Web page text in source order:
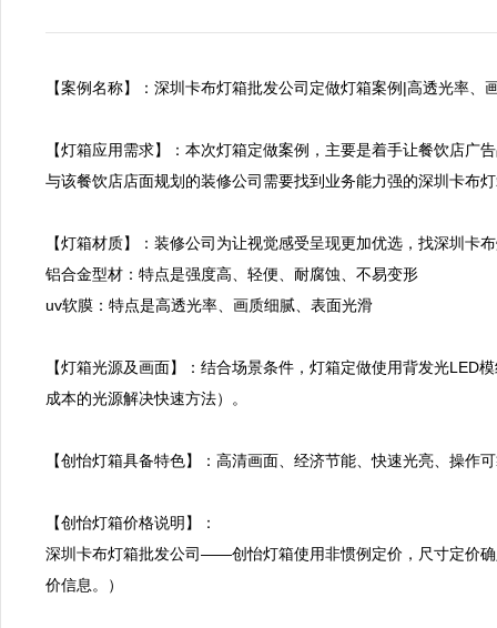
【案例名称】：深圳卡布灯箱批发公司定做灯箱案例|高透光
【灯箱应用需求】：本次灯箱定做案例，主要是着手让餐饮店
与该餐饮店店面规划的装修公司需要找到业务能力强的深圳卡布
【灯箱材质】：装修公司为让视觉感受呈现更加优选，找深圳卡
铝合金型材：特点是强度高、轻便、耐腐蚀、不易变形
uv软膜：特点是高透光率、画质细腻、表面光滑
【灯箱光源及画面】：结合场景条件，灯箱定做使用背发光
成本的光源解决快速方法）。
【创怡灯箱具备特色】：高清画面、经济节能、快速光亮、操作
【创怡灯箱价格说明】：
深圳卡布灯箱批发公司——创怡灯箱使用非惯例定价，尺寸定价
价信息。）